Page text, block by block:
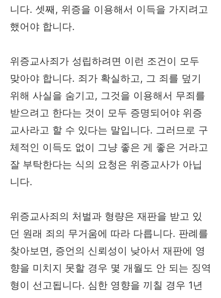
니다. 셋째, 위증을 이용해서 이득을 가지려고
했어야 합니다.
위증교사죄가 성립하려면 이런 조건이 모두
맞아야 합니다. 죄가 확실하고, 그 죄를 덮기
위해 사실을 숨기고, 그것을 이용해서 무죄를
받으려고 한다는 것이 모두 증명되어야 위증
교사라고 할 수 있다는 말입니다. 그러므로 구
체적인 이득도 없이 그냥 좋은 게 좋은 거라고
잘 부탁한다는 식의 요청은 위증교사가 아닙
니다.
위증교사죄의 처벌과 형량은 재판을 받고 있
던 원래 죄의 무거움에 따라 다릅니다. 판례를
찾아보면, 증언의 신뢰성이 낮아서 재판에 영
향을 미치지 못할 경우 몇 개월도 안 되는 징역
형이 선고됩니다. 심한 영향을 끼칠 경우 1년